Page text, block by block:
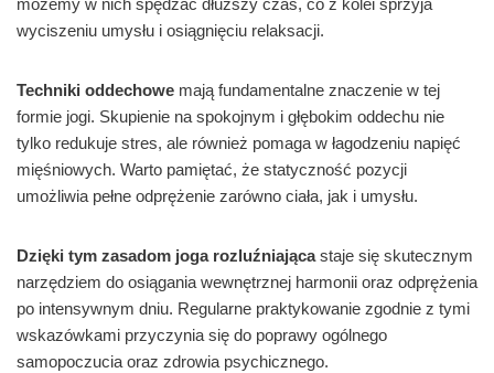
możemy w nich spędzać dłuższy czas, co z kolei sprzyja
wyciszeniu umysłu i osiągnięciu relaksacji.
Techniki oddechowe mają fundamentalne znaczenie w tej
formie jogi. Skupienie na spokojnym i głębokim oddechu nie
tylko redukuje stres, ale również pomaga w łagodzeniu napięć
mięśniowych. Warto pamiętać, że statyczność pozycji
umożliwia pełne odprężenie zarówno ciała, jak i umysłu.
Dzięki tym zasadom joga rozluźniającastaje się skutecznym
narzędziem do osiągania wewnętrznej harmonii oraz odprężenia
po intensywnym dniu. Regularne praktykowanie zgodnie z tymi
wskazówkami przyczynia się do poprawy ogólnego
samopoczucia oraz zdrowia psychicznego.